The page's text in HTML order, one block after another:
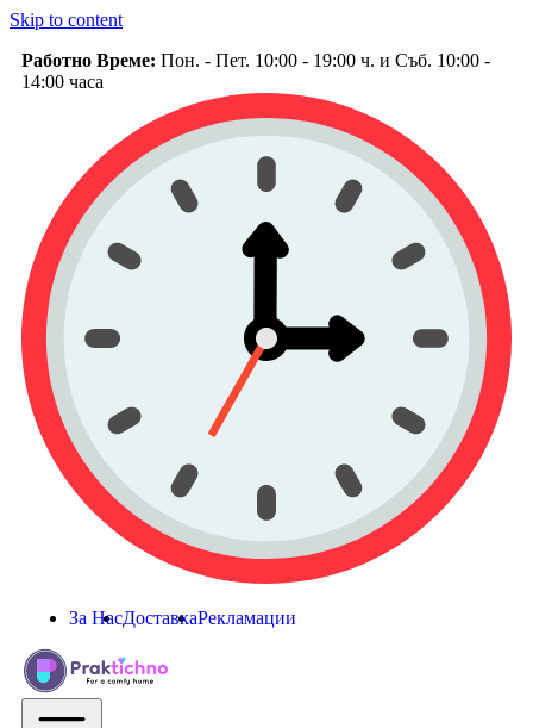
Skip to content
Работно Време: Пон. - Пет. 10:00 - 19:00 ч. и Съб. 10:00 -
14:00 часа
За НасДоставкаРекламации